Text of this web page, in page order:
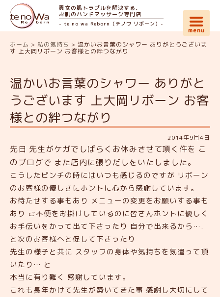
貴女の肌トラブルを解決する、
お肌のハンドマッサージ専門店
- te no wa Reborn（テノワ リボーン）-
ホーム > 私の気持ち > 温かいお言葉のシャワー ありがとうございま
す 上大岡リボーン お客様との絆つながり
温かいお言葉のシャワー ありがと
うございます 上大岡リボーン お客
様との絆つながり
2014年9月4日
先日 先生がケガでしばらくお休みさせて頂く件を こ
のブログで また店内に張りだしをいたしました。
こうしたピンチの時にはいつも感じるのですが リボーン
のお客様の優しさにホントに心から感謝しています。
お待たせする事もあり メニューの変更をお願いする事も
あり ご不便をお掛けしているのに皆さんホントに優しく
お手伝いをかって出て下さったり 自分で出来るから….
と次のお客様へと促して下さったり
先生の様子と共に スタッフの身体や気持ちを気遣って頂
いたり… と
本当に有り難く 感謝しています。
これも長年かけて先生が築いてきた事 感謝し大切にして